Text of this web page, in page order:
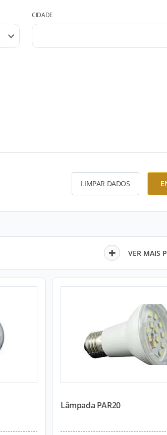
CIDADE
LIMPAR DADOS
VER MAIS
Lâmpada PAR20